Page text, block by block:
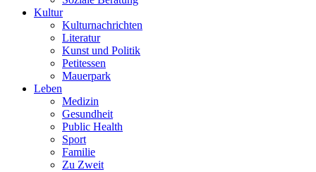
Kultur
Kulturnachrichten
Literatur
Kunst und Politik
Petitessen
Mauerpark
Leben
Medizin
Gesundheit
Public Health
Sport
Familie
Zu Zweit